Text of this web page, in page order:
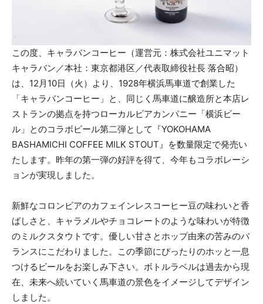
この度、キャラバンコーヒー（運営元：株式会社ユニマット
キャラバン／本社：東京都港区／代表取締役社長 落合昭）
は、12月10日（火）より、1928年横浜馬車道で創業した
「キャラバンコーヒー」と、同じく馬車道に醸造所と本店レ
ストランの拠点を持つローカルビアカンパニー「横浜ビー
ル」とのコラボビール第二弾として『YOKOHAMA
BASHAMICHI COFFEE MILK STOUT』を数量限定で発売い
たします。昨年の第一弾の好評を得て、今年もコラボレーシ
ョンが実現しました。
新鮮なコロンビアのカフェインレスコーヒー豆の味わいと香
ばしさと、キャラメルやチョコレートのような味わいが特徴
のミルクスタウトです。優しい甘さとホップ由来の苦みのバ
ランスにこだわりました。この季節にぴったりのホッと一息
つけるビールをお楽しみ下さい。ボトルラベルは過去から現
在、未来へ続いていく馬車道の景色をイメージしてデザイン
しました。